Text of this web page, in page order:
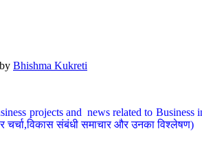
by Bhishma Kukreti
projects and news related to
चर्चा,विकास संबंधी समाचार और उनका विश्लेषण)